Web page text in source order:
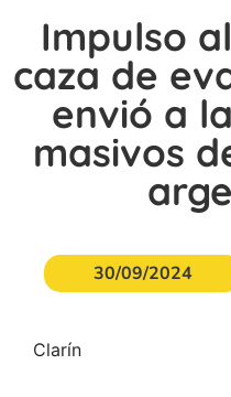
Impulso
caza de
envió a
masivos
30/09/2024
Clarín